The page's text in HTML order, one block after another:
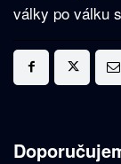
války po válku